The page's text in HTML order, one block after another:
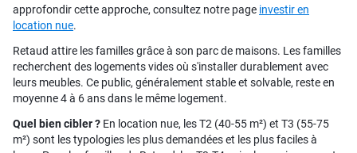
approfondir cette approche, consultez notre page investir en
location nue.
Retaud attire les familles grâce à son parc de maisons. Les familles
recherchent des logements vides où s'installer durablement avec
leurs meubles. Ce public, généralement stable et solvable, reste en
moyenne 4 à 6 ans dans le même logement.
Quel bien cibler ? En location nue, les T2 (40-55 m²) et T3 (55-75
m²) sont les typologies les plus demandées et les plus faciles à